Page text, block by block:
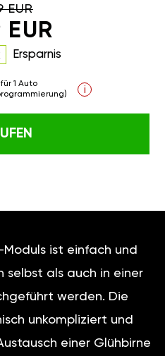
EUR
Ersparnis
für 1 Auto
i
Moduls ist einfach und
selbst als auch in einer
werden. Die
unkompliziert und
einer Glühbirne